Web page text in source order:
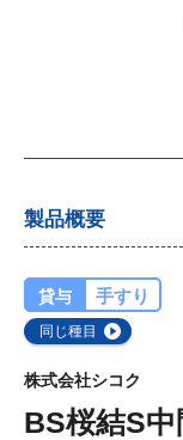
製品概要
貸与 手すり
同じ種目
株式会社シコク
BS桜結S